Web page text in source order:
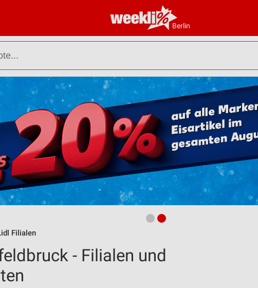
Berlin
Filialen
- Filialen und